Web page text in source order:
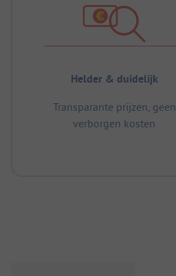
Helder & duidelijk
Transparante prijzen, geen
verborgen kosten